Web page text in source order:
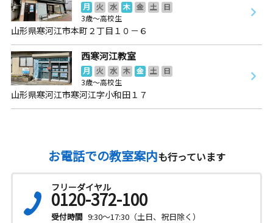
月 火 水 木 金 土
日
3歳～高校生
山形県寒河江市本町２丁目１０－６
西寒河江教室
月 火 水 木 金 土
日
3歳～高校生
山形県寒河江市寒河江字小和田１７
お電話での教室案内も行っています
フリーダイヤル
0120-372-100
受付時間 9:30～17:30（土日、祝日除く）